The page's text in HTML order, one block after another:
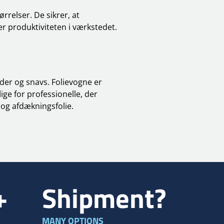
De sikrer, at
produktiviteten i værkstedet.
og snavs. Folievogne er
for professionelle, der
afdækningsfolie.
Shipment?
MANY OPTIONS